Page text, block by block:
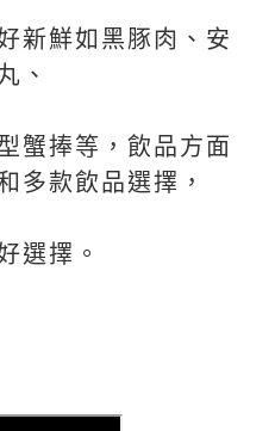
新鮮如黑豚肉、 安
、
蟹捧等，飲品方面
多款飲品選擇，
選擇。